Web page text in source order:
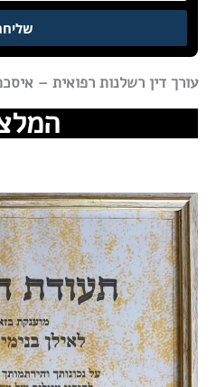
עורך דין רשלנות רפואית –